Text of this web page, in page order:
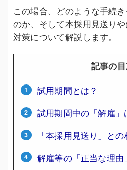
この場合、どのような手続
のか、そして本採用見送り
対策について解説します。
記事の
試用期間とは？
試用期間中の「解雇」
「本採用見送り」と
解雇等の「正当な理由